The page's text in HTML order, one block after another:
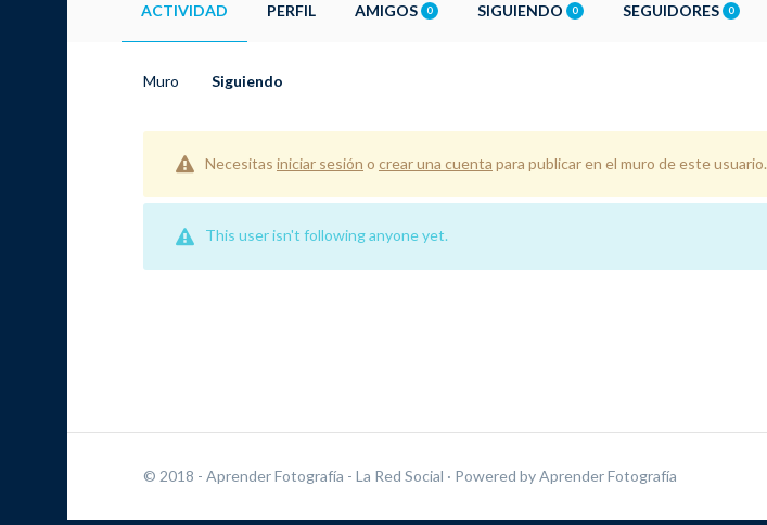
ACTIVIDAD PERFIL AMIGOS 0 SIGUIENDO 0 SEGUIDORES 0
Muro Siguiendo
Necesitas iniciar sesión o crear una cuenta para publicar en el muro de este usuario.
This user isn't following anyone yet.
© 2018 - Aprender Fotografía - La Red Social · Powered byAprender Fotografía